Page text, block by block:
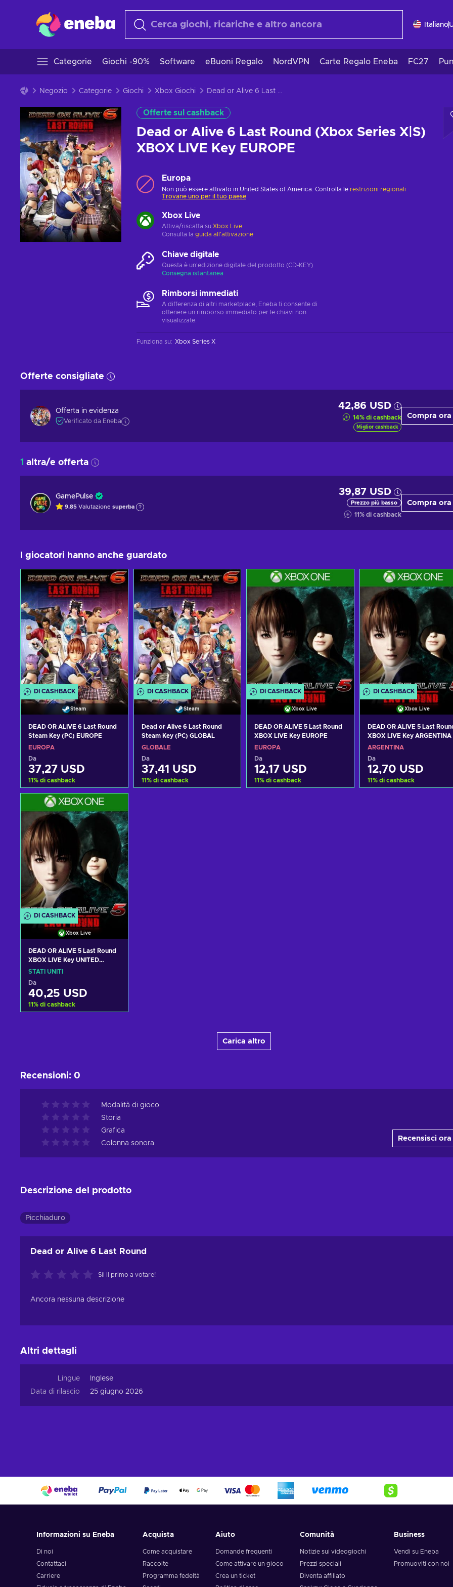
Italiano
Categorie Giochi -90% Software eBuoni Regalo NordVPN Carte Regalo Eneba FC27
Negozio Categorie Giochi Xbox Giochi Dead or Alive 6 Last Round (Xbox Series X|S) XBOX LIVE Key EUROPE
Offerte sul cashback
Dead or Alive 6 Last Round (Xbox Series X|S)
XBOX LIVE Key EUROPE
Europa
Non può essere attivato in United States of America. Controlla le restrizioni regionali
Trovane uno per il tuo paese
Xbox Live
Attiva/riscatta su Xbox Live
Consulta la guida all'attivazione
Chiave digitale
Questa è un'edizione digitale del prodotto (CD-KEY)
Consegna istantanea
Rimborsi immediati
A differenza di altri marketplace, Eneba ti consente di
ottenere un rimborso immediato per le chiavi non
visualizzate.
Funziona su: Xbox Series X
Offerte consigliate
Offerta in evidenza
Verificato da Eneba
42,86 USD
14% di cashback
Miglior cashback
Compra ora
1 altra/e offerta
GamePulse
9.85 Valutazione superba
39,87 USD
Prezzo più basso
11% di cashback
Compra ora
I giocatori hanno anche guardato
DI CASHBACK
Steam
DEAD OR ALIVE 6 Last Round
Steam Key (PC) EUROPE
EUROPA
Da
37,27 USD
11% di cashback
Aggiungi al carrello
Visualizza offerte
DI CASHBACK
Steam
Dead or Alive 6 Last Round
Steam Key (PC) GLOBAL
GLOBALE
Da
37,41 USD
11% di cashback
DI CASHBACK
Xbox Live
DEAD OR ALIVE 5 Last Round
XBOX LIVE Key EUROPE
EUROPA
Da
12,17 USD
11% di cashback
DI CASHBACK
Xbox Live
DEAD OR ALIVE 5 Last
XBOX LIVE Key ARGENTINA
ARGENTINA
Da
12,70 USD
11% di cashback
DI CASHBACK
Xbox Live
DEAD OR ALIVE 5 Last Round
XBOX LIVE Key UNITED
STATES
STATI UNITI
Da
40,25 USD
11% di cashback
Carica altro
Recensioni: 0
Modalità di gioco
Storia
Grafica
Colonna sonora
Recensisci ora
Descrizione del prodotto
Picchiaduro
Dead or Alive 6 Last Round
Sii il primo a votare!
Ancora nessuna descrizione
Altri dettagli
Lingue
Inglese
Data di rilascio
25 giugno 2026
Informazioni su Eneba
Di noi
Contattaci
Carriere
Acquista
Come acquistare
Raccolte
Programma fedeltà
Aiuto
Domande frequenti
Come attivare un gioco
Crea un ticket
Comunità
Notizie sui videogiochi
Prezzi speciali
Diventa affiliato
Business
Vendi su Eneba
Promuoviti con noi